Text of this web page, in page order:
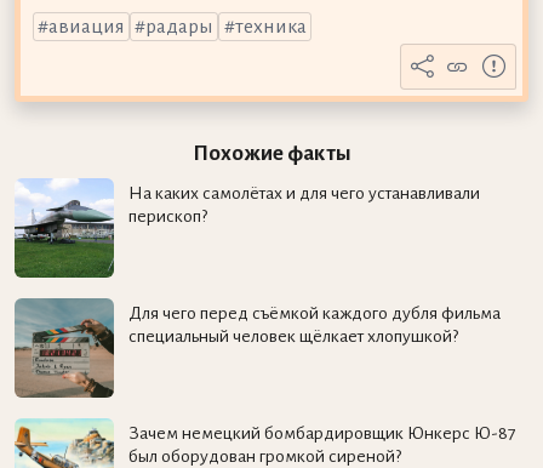
авиация
радары техника
Похожие факты
На каких самолётах и для чего устанавливали
перископ?
Для чего перед съёмкой каждого дубля фильма
специальный человек щёлкает хлопушкой?
Зачем немецкий бомбардировщик Юнкерс Ю-87
был оборудован громкой сиреной?